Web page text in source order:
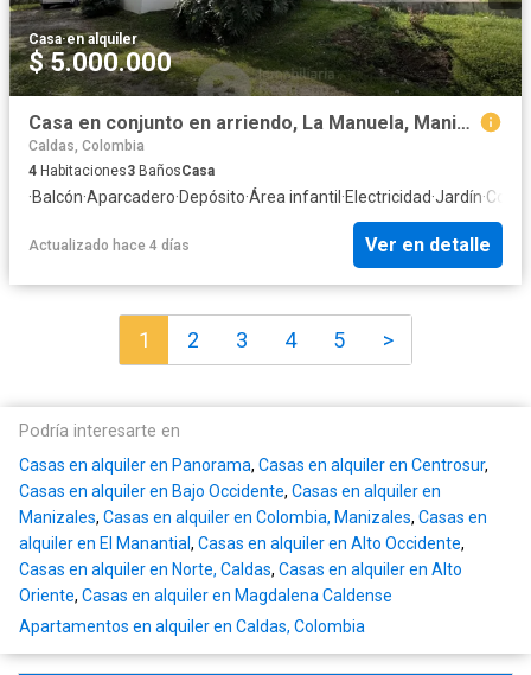
Casa·en alquiler
$ 5.000.000
Casa en conjunto en arriendo, La Manuela, Manizales
Caldas, Colombia
4 Habitaciones3 BañosCasa
·Balcón·Aparcadero·Depósito·Área infantil ·Electricidad·Jardín·
Actualizado hace 4 días Ver en detalle
1 2 3 4 5 >
Podría interesarte en
Casas en alquiler en Panorama, Casas en alquiler en Centrosur,
Casas en alquiler en Bajo Occidente, Casas en alquiler en
Manizales, Casas en alquiler en Colombia, Manizales, Casas en
alquiler en El Manantial, Casas en alquiler en Alto Occidente,
Casas en alquiler en Norte, Caldas, Casas en alquiler en Alto
Oriente, Casas en alquiler en Magdalena Caldense
Apartamentos en alquiler en Caldas, Colombia